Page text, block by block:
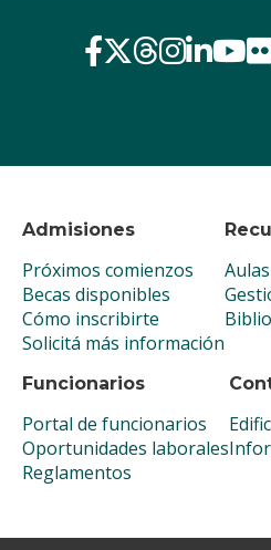
Admisiones
Próximos comienzos
Becas disponibles
Cómo inscribirte
Solicitá más información
Aulas
Funcionarios
Portal de funcionarios
Oportunidades laborales
Reglamentos